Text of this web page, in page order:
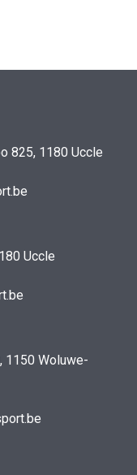
825, 1180 Uccle
Uccle
1150 Woluwe-